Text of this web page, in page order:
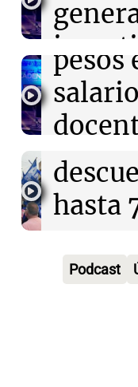
Panorama
Episodios
sobre
Panorama
Episodios
hasta
pesos
Jujuy
Panorama
Audio.
Jujuy
hasta
Audio.
Audio.
Jujuy
Podcast